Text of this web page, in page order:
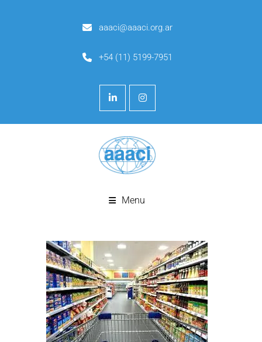
aaaci@aaaci.org.ar
+54 (11) 5199-7951
Menu